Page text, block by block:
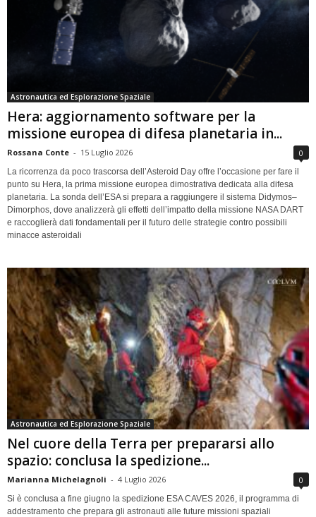
Astronautica ed Esplorazione Spaziale
Hera: aggiornamento software per la
missione europea di difesa planetaria in...
Rossana Conte - 15 Luglio 2026 0
La ricorrenza da poco trascorsa dell’Asteroid Day offre l’occasione per fare il
punto su Hera, la prima missione europea dimostrativa dedicata alla difesa
planetaria. La sonda dell’ESA si prepara a raggiungere il sistema Didymos–
Dimorphos, dove analizzerà gli effetti dell’impatto della missione NASA DART
e raccoglierà dati fondamentali per il futuro delle strategie contro possibili
minacce asteroidali
Astronautica ed Esplorazione Spaziale
Nel cuore della Terra per prepararsi allo
spazio: conclusa la spedizione...
Marianna Michelagnoli - 4 Luglio 2026 0
Si è conclusa a fine giugno la spedizione ESA CAVES 2026, il programma di
addestramento che prepara gli astronauti alle future missioni spaziali